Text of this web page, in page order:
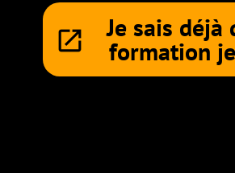
launch Je sais déjà
formation